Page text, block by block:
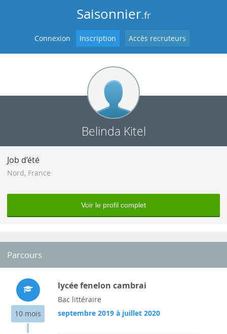
Saisonnier.fr
Connexion Inscription Accès recruteurs
Belinda Kitel
Job d’été
Nord, France
Voir le profil complet
Parcours
10 mois
lycée fenelon cambrai
Bac littéraire
septembre 2019 à juillet 2020